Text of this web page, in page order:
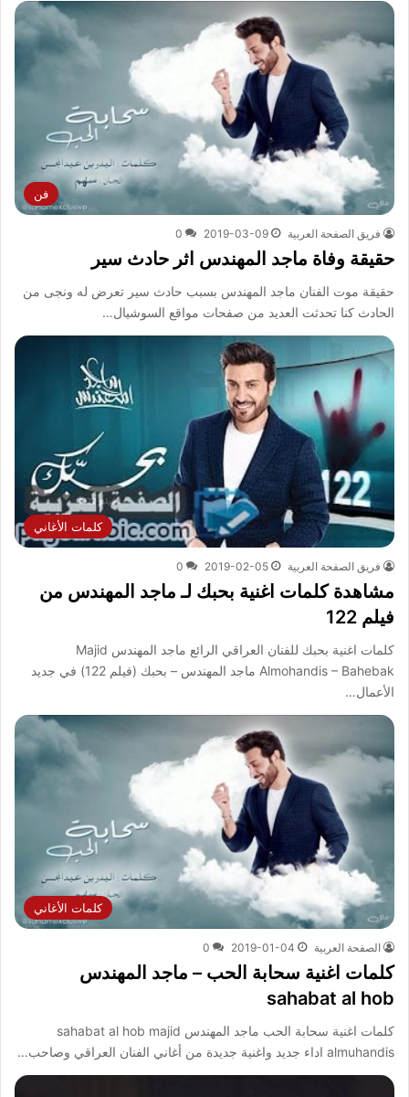
فن
فريق الصفحة العربية 2019-03-09
0
حقيقة وفاة ماجد المهندس اثر حادث سير
حقيقة موت الفنان ماجد المهندس بسبب حادث سير تعرض له ونجى من
الحادث كنا تحدثت العديد من صفحات مواقع السوشيال…
كلمات الأغاني
فريق الصفحة العربية 2019-02-05
0
مشاهدة كلمات اغنية بحبك لـ ماجد المهندس من
فيلم 122
كلمات اغنية بحبك للفنان العراقي الرائع ماجد المهندس Majid
Almohandis – Bahebak ماجد المهندس – بحبك (فيلم 122) في جديد
الأعمال…
كلمات الأغاني
الصفحة العربية 2019-01-04
0
كلمات اغنية سحابة الحب – ماجد المهندس
sahabat al hob
كلمات اغنية سحابة الحب ماجد المهندس sahabat al hob majid
almuhandis اداء جديد واغنية جديدة من أغاني الفنان العراقي وصاحب…